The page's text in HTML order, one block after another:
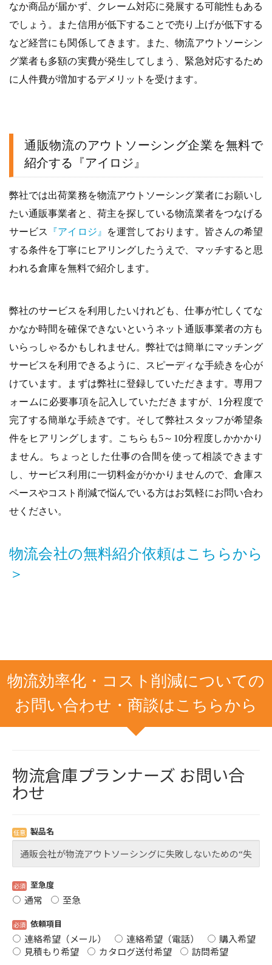
なか商品が届かず、クレーム対応に発展する可能性もある
でしょう。また信用が低下することで売り上げが低下する
など経営にも関係してきます。また、物流アウトソーシン
グ業者も多額の実費が発生してしまう、緊急対応するため
に人件費が増加するデメリットを受けます。
通販物流のアウトソーシング企業を無料で
紹介する『アイロジ』
弊社では出荷業務を物流アウトソーシング業者にお願いし
たい通販事業者と、荷主を探している物流業者をつなげる
サービス
『アイロジ』
を運営しております。皆さんの希望
する条件を丁寧にヒアリングしたうえで、マッチすると思
われる倉庫を無料で紹介します。
弊社のサービスを利用したいけれども、仕事が忙しくてな
かなか時間を確保できないというネット通販事業者の方も
いらっしゃるかもしれません。弊社では簡単にマッチング
サービスを利用できるように、スピーディな手続きを心が
けています。まずは弊社に登録していただきます。専用フ
ォームに必要事項を記入していただきますが、1分程度で
完了する簡単な手続きです。そして弊社スタッフが希望条
件をヒアリングします。こちらも5～10分程度しかかかり
ません。ちょっとした仕事の合間を使って相談できます
し、サービス利用に一切料金がかかりませんので、倉庫ス
ペースやコスト削減で悩んでいる方はお気軽にお問い合わ
せください。
物流会社の無料紹介依頼はこちらから
＞
物流効率化・コスト削減についての
お問い合わせ・商談はこちらから